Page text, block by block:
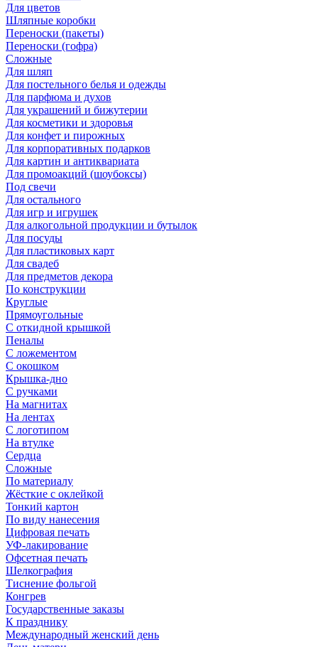
Для цветов
Шляпные коробки
Переноски (пакеты)
Переноски (гофра)
Сложные
Для шляп
Для постельного белья и одежды
Для парфюма и духов
Для украшений и бижутерии
Для косметики и здоровья
Для конфет и пирожных
Для корпоративных подарков
Для картин и антиквариата
Для промоакций (шоубоксы)
Под свечи
Для остального
Для игр и игрушек
Для алкогольной продукции и бутылок
Для посуды
Для пластиковых карт
Для свадеб
Для предметов декора
По конструкции
Круглые
Прямоугольные
С откидной крышкой
Пеналы
С ложементом
С окошком
Крышка-дно
С ручками
На магнитах
На лентах
С логотипом
На втулке
Сердца
Сложные
По материалу
Жёсткие с оклейкой
Тонкий картон
По виду нанесения
Цифровая печать
УФ-лакирование
Офсетная печать
Шелкография
Тиснение фольгой
Конгрев
Государственные заказы
К празднику
Международный женский день